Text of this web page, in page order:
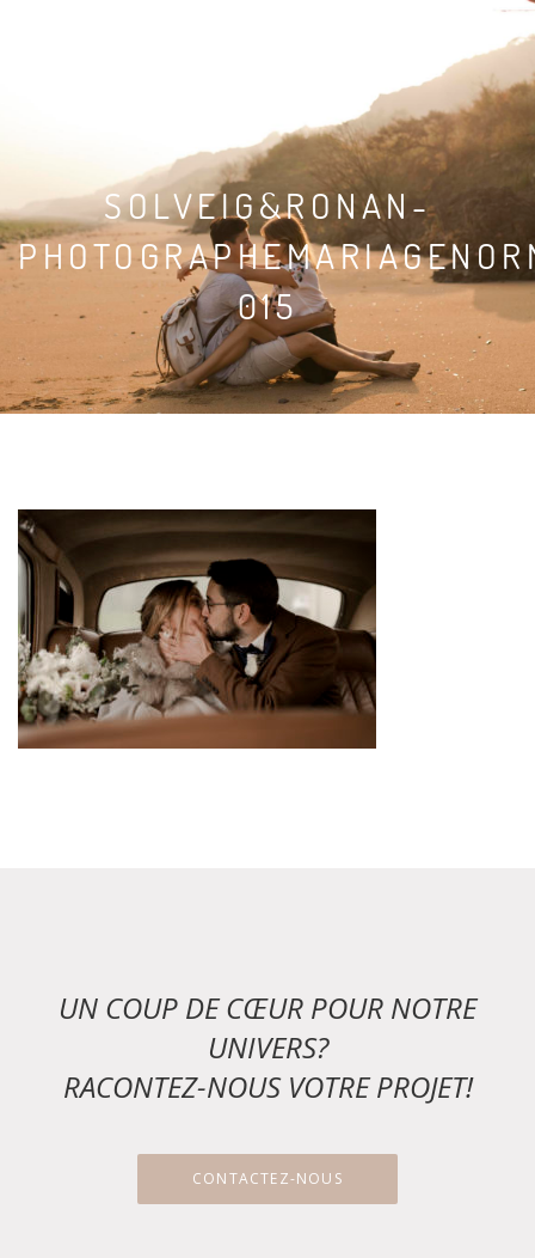
SOLVEIG&RONAN-
015
UN COUP DE CŒUR POUR NOTRE
UNIVERS?
RACONTEZ-NOUS VOTRE PROJET!
CONTACTEZ-NOUS